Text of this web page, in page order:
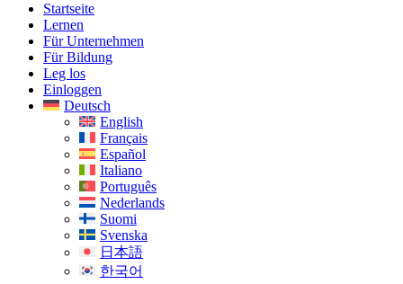
Startseite
Lernen
Für Unternehmen
Für Bildung
Leg los
Einloggen
Deutsch
English
Français
Español
Italiano
Português
Nederlands
Suomi
Svenska
日本語
한국어